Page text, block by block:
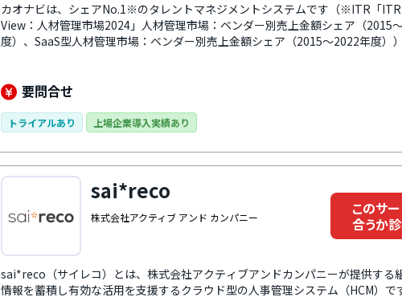
カオナビは、シェアNo.1※のタレントマネジメントシステムです（※ITR「
View：人材管理市場2024」人材管理市場：ベンダー別売上金額シェア（2015
度）、SaaS型人材管理市場：ベンダー別売上金額シェア（2015～2022年度）
る人材情報を一元化・可視化して分析し、社員の個性・才能を発掘し、戦略人
せます。人事情報をカオナビに集約することで、組織の人材配置、人材育成、
資本経営、人事・労務DXなどさまざまな人事課題に対応できます。誰でも使い
的なUI・UXで、機能や項目のカスタマイズも柔軟に行えます。約4,500社以上（
末時点）の導入実績と蓄積されたノウハウで、各社の企業課題や活用フェーズ
最適なサポートを提供。ユーザーコミュニティも活発で、他社との交流を通じて
例を学び合えます。
要問合せ
トライアルあり 上場企業導入実績あり
sai*reco
株式会社アクティブ アンド カンパニー
このサ
合うか
sai*reco（サイレコ）とは、株式会社アクティブアンドカンパニーが提供する
情報を蓄積し有効な活用を支援するクラウド型の人事管理システム（HCM）で